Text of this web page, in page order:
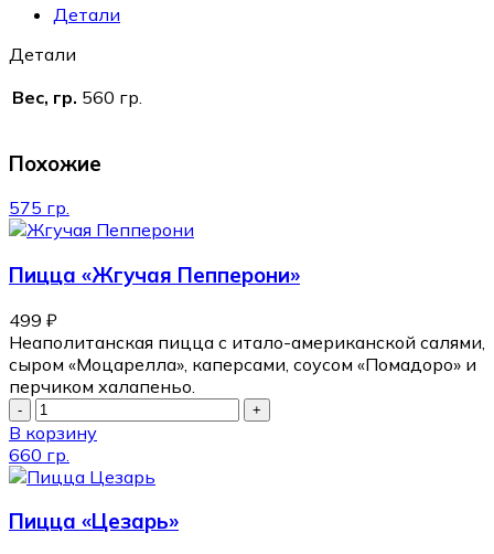
Детали
Детали
Вес, гр. 560 гр.
Похожие
575 гр.
Пицца «Жгучая Пепперони»
499 ₽
Неаполитанская пицца с итало-американской салями,
сыром «Моцарелла», каперсами, соусом «Помадоро» и
перчиком халапеньо.
В корзину
660 гр.
Пицца «Цезарь»